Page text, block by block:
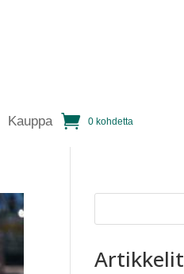
Kauppa 0 kohdetta
Artikkelit